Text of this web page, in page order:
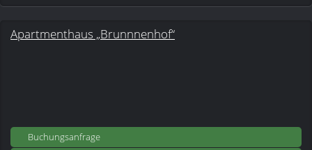
Apartmenthaus „Brunnnenhof“
Buchungsanfrage